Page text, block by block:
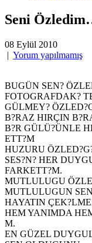
Seni
08 Eylül 2010
| Yorum yapılmamış
BUGÜN SEN?
FOTOGRAFDAK?
GÜLMEY?
B?RAZ HIRÇIN
B?R GÜLÜ?ÜNLE
ETT?M
HUZURU
SES?N? HER
FARKETT?M.
MUTLULUGU
MUTLULUGUN
HAYATIN
HEM YANIMDA
M.
EN GÜZEL